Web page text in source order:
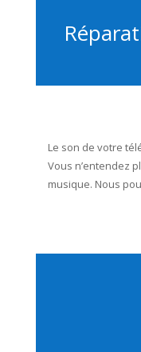
Le son de votre
Vous n’entendez
musique. Nous